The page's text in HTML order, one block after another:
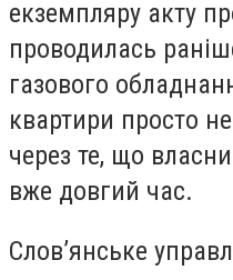
екземпляру акту
проводилась
газового
квартири просто
через те, що
вже довгий час.
Слов’янське